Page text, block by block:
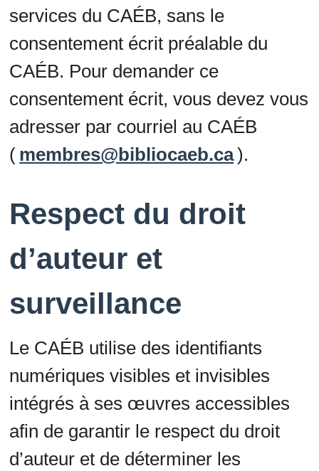
services du CAÉB, sans le
consentement écrit préalable du
CAÉB. Pour demander ce
consentement écrit, vous devez vous
adresser par courriel au CAÉB
( membres@bibliocaeb.ca).
Respect du droit
d’auteur et
surveillance
Le CAÉB utilise des identifiants
numériques visibles et invisibles
intégrés à ses œuvres accessibles
afin de garantir le respect du droit
d’auteur et de déterminer les